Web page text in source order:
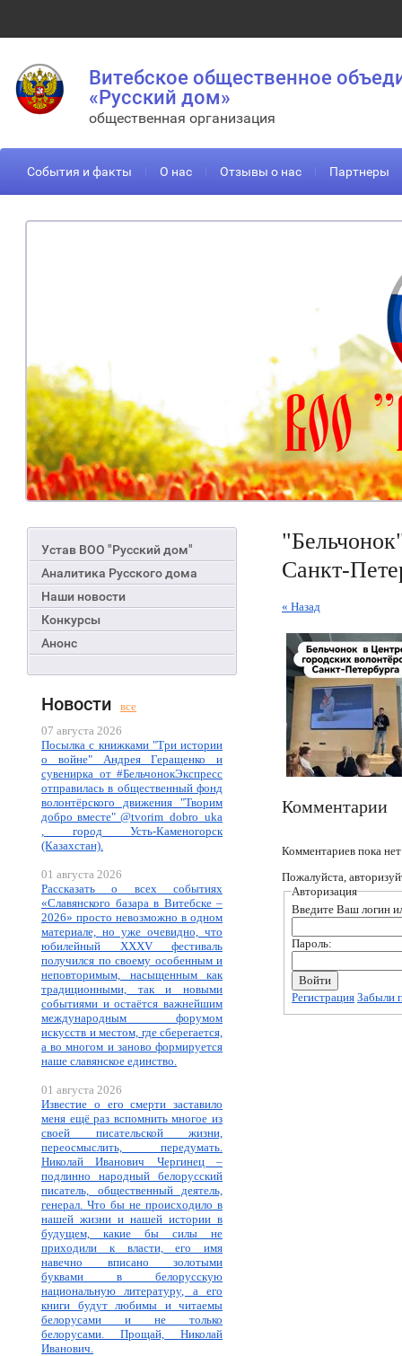
Витебское общественное
«Русский дом»
общественная организация
События и факты О нас Отзывы о нас Партнеры
Устав ВОО "Русский дом"
Аналитика Русского дома
Наши новости
Конкурсы
Анонс
Новости
все
07 августа 2026
Посылка с книжками "Три истории
о войне" Андрея Геращенко и
сувенирка от #БельчонокЭкспресс
отправилась в общественный фонд
волонтёрского движения "Творим
добро вместе" @tvorim_dobro_uka
, город Усть-Каменогорск
(Казахстан).
01 августа 2026
Рассказать о всех событиях
«Славянского базара в Витебске –
2026» просто невозможно в одном
материале, но уже очевидно, что
юбилейный XXXV фестиваль
получился по своему особенным и
неповторимым, насыщенным как
традиционными, так и новыми
событиями и остаётся важнейшим
международным форумом
искусств и местом, где сберегается,
а во многом и заново формируется
наше славянское единство.
01 августа 2026
Известие о его смерти заставило
меня ещё раз вспомнить многое из
своей писательской жизни,
переосмыслить, передумать.
Николай Иванович Чергинец –
подлинно народный белорусский
писатель, общественный деятель,
генерал. Что бы не происходило в
нашей жизни и нашей истории в
будущем, какие бы силы не
приходили к власти, его имя
навечно вписано золотыми
буквами в белорусскую
национальную литературу, а его
книги будут любимы и читаемы
белорусами и не только
белорусами. Прощай, Николай
Иванович.
Санкт-
« Назад
Комментарии
Комментариев пока нет
Пожалуйста,
Авторизация
Введите Ваш логин
Пароль:
Регистрация Забыли